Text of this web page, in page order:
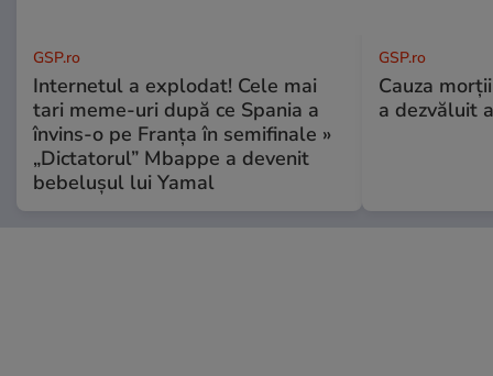
GSP.ro
Internetul a explodat! Cele mai
tari meme-uri după ce Spania a
învins-o pe Franța în semifinale »
„Dictatorul” Mbappe a devenit
bebelușul lui Yamal
GSP.ro
Cauza
a dezvăluit